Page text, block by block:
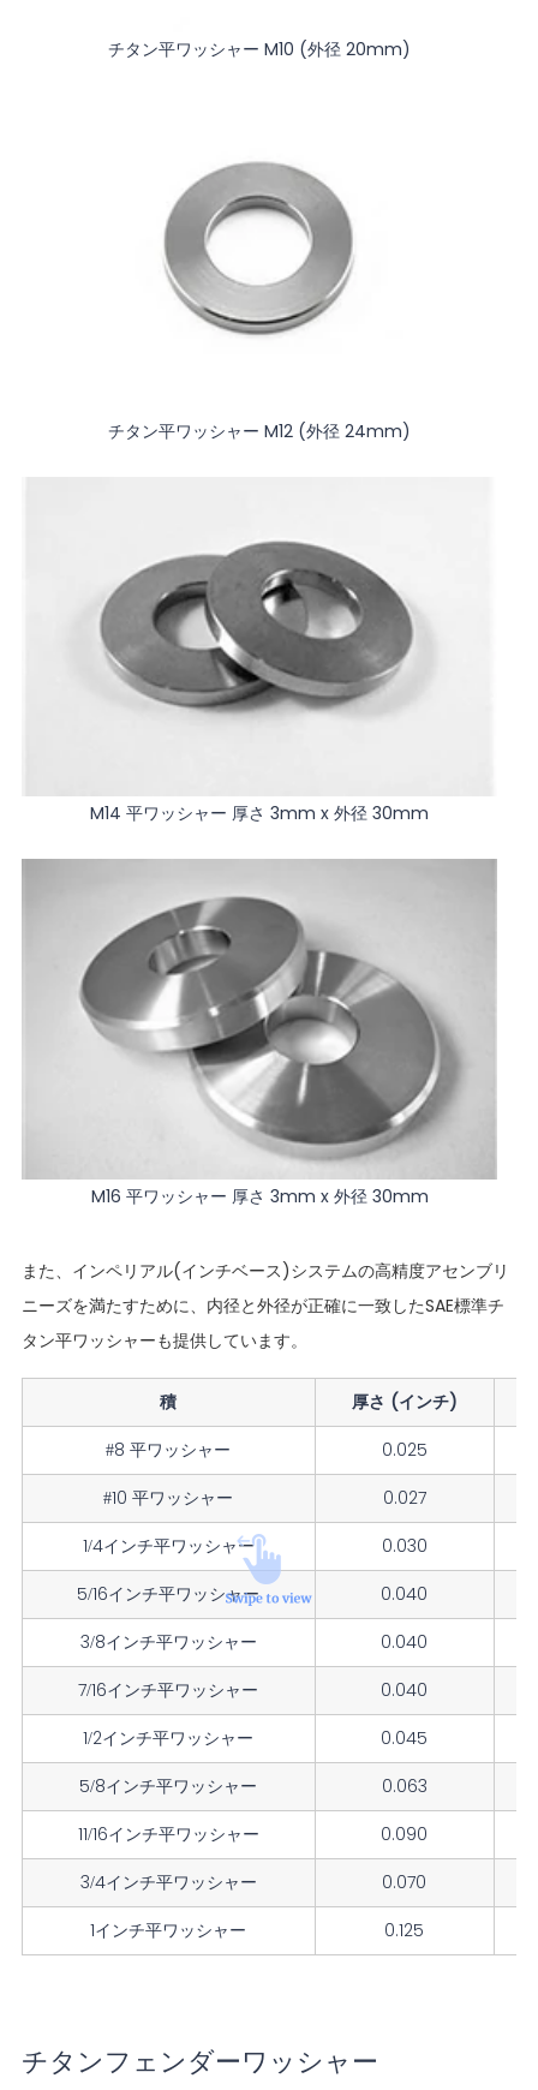
チタン平ワッシャー M10 (外径 20mm)
チタン平ワッシャー M12 (外径 24mm)
M14 平ワッシャー 厚さ 3mm x 外径 30mm
M16 平ワッシャー 厚さ 3mm x 外径 30mm
また、インペリアル(インチベース)システムの高精度アセンブリ
ニーズを満たすために、内径と外径が正確に一致したSAE標準チ
タン平ワッシャーも提供しています。
積
厚さ (インチ)
#8 平ワッシャー
0.025
#10 平ワッシャー
0.027
1/4インチ平ワッシャー
0.030
5/16インチ平ワッシャー
0.040
3/8インチ平ワッシャー
0.040
7/16インチ平ワッシャー
0.040
1/2インチ平ワッシャー
0.045
5/8インチ平ワッシャー
0.063
11/16インチ平ワッシャー
0.090
3/4インチ平ワッシャー
0.070
1インチ平ワッシャー
0.125
チタンフェンダーワッシャー